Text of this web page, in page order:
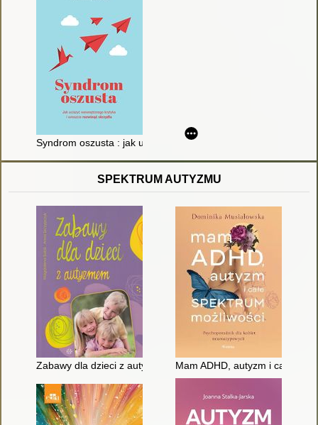
Syndrom oszusta : jak uciszyć wewnętrznego krytyka i
SPEKTRUM AUTYZMU
Zabawy dla dzieci z autyzmem Mam ADHD, autyzm i całe